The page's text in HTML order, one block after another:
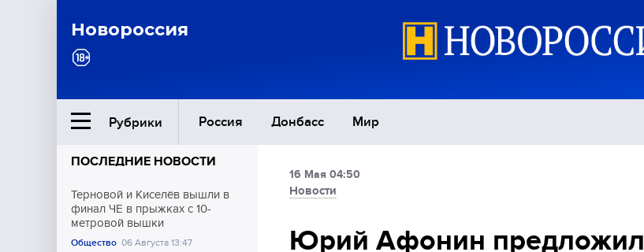
Новороссия
Рубрики Россия Донбасс Мир
Ближний Восток
Общество
Экономика
ПОСЛЕДНИЕ НОВОСТИ
Терновой и Киселёв вышли в
финал ЧЕ в прыжках с 10-
метровой вышки
Общество 06 Августа 13:47
16 Мая 04:50
Новости
Юрий Афонин предложил